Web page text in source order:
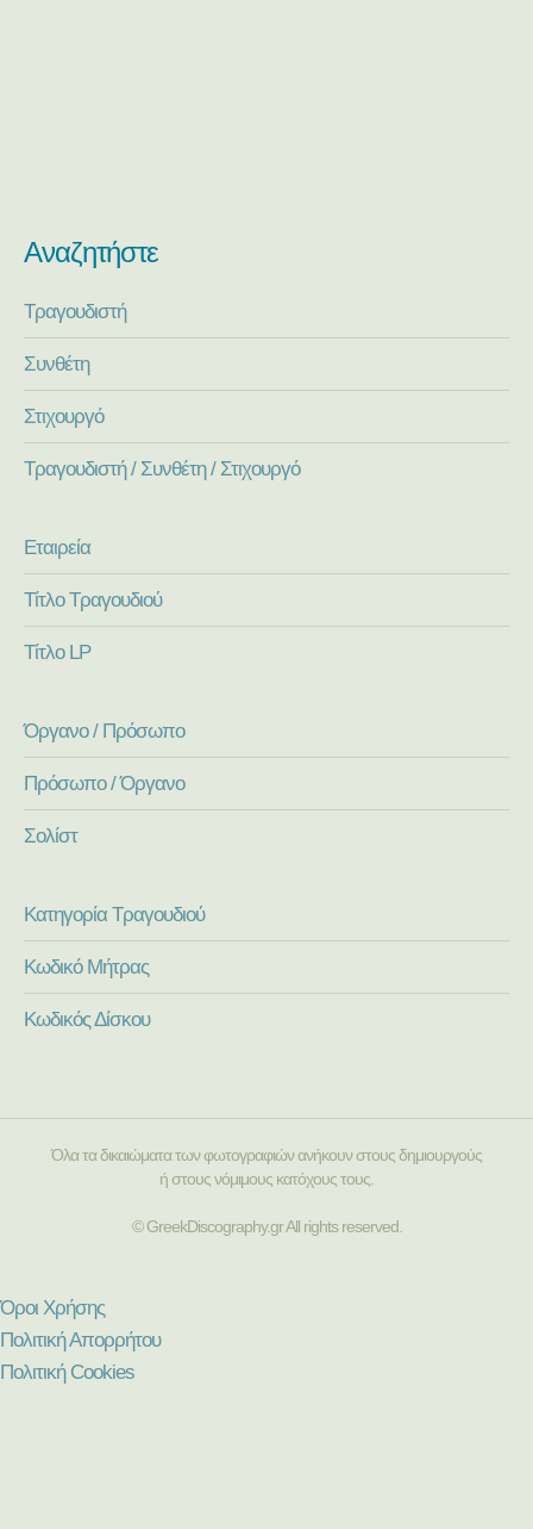
Αναζητήστε
Τραγουδιστή
Συνθέτη
Στιχουργό
Τραγουδιστή / Συνθέτη / Στιχουργό
Εταιρεία
Τίτλο Τραγουδιού
Τίτλο LP
Όργανο / Πρόσωπο
Πρόσωπο / Όργανο
Σολίστ
Κατηγορία Τραγουδιού
Κωδικό Μήτρας
Κωδικός Δίσκου
Όλα τα δικαιώματα των φωτογραφιών ανήκουν στους δημιουργούς
ή στους νόμιμους κατόχους τους.
© GreekDiscography.gr All rights reserved.
Όροι Χρήσης
Πολιτική Απορρήτου
Πολιτική Cookies